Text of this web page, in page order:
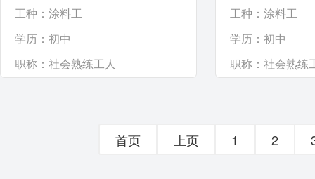
工种： 涂料工
学历： 初中
职称： 社会熟练工人
工种： 涂料工
学历： 初中
职称： 社会熟练